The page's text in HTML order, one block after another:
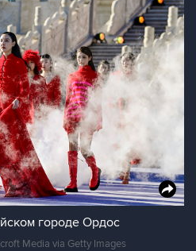
городе Ордос
Media via Getty Images